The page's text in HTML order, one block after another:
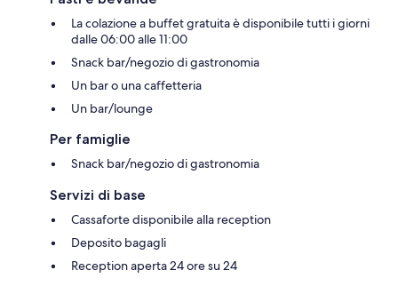
La colazione a buffet gratuita è disponibile tutti i giorni
dalle 06:00 alle 11:00
Snack bar/negozio di gastronomia
Un bar o una caffetteria
Un bar/lounge
Per famiglie
Snack bar/negozio di gastronomia
Servizi di base
Cassaforte disponibile alla reception
Deposito bagagli
Reception aperta 24 ore su 24